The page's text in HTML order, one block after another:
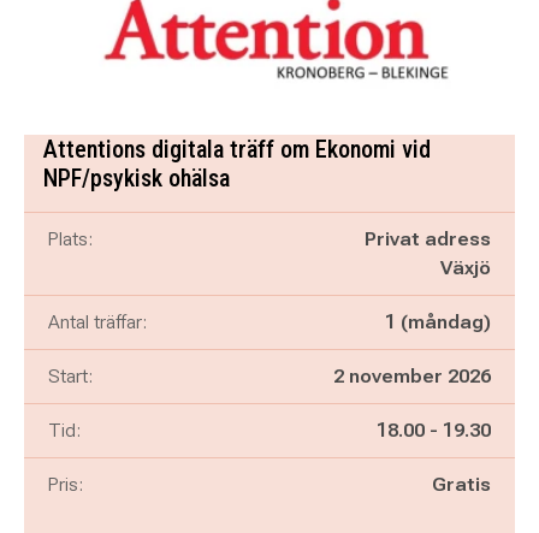
Attentions digitala träff om Ekonomi vid
NPF/psykisk ohälsa
Plats:
Privat adress
Växjö
Antal träffar: 1 (måndag)
Start: 2 november 2026
Tid: Pågår mellan
18.00 - och
19.30
Pris: Gratis